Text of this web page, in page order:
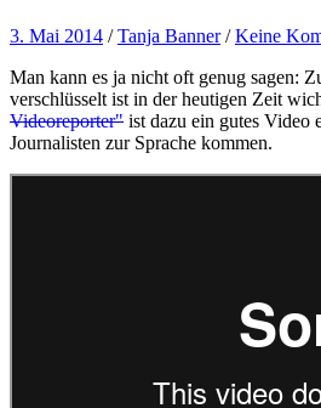
3. Mai 2014 /Tanja Banner /Keine
Man kann es ja nicht oft genug sagen:
verschlüsselt ist in der heutigen Zeit
Videoreporter" ist dazu ein gutes Video
Journalisten zur Sprache kommen.